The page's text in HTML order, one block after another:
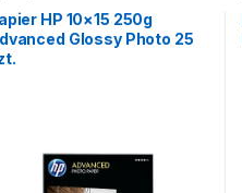
HP 10×15 250g
Glossy Photo 25